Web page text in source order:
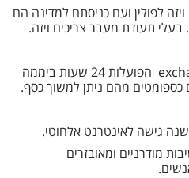
לפולין ועם כניסתם למדינה הם
ברחבי השדה ישנן עמדותexchange הפועלות 24 שעות ביממה
כספומטים מהם ניתן למשוך כסף.
גישה לאינטרנט אלחוטי.
מודרניים ומאובזרים